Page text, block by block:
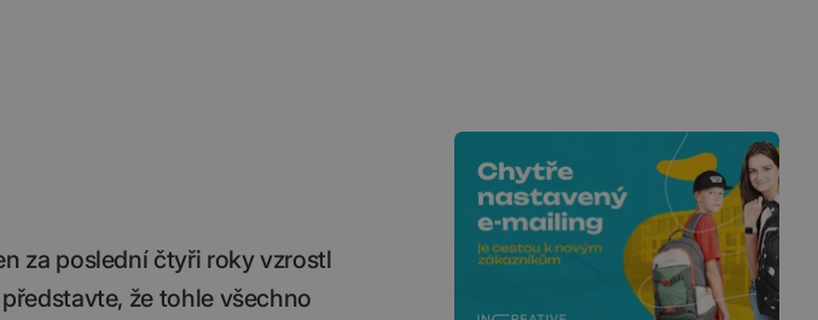
za poslední čtyři roky vzrostl
že tohle všechno